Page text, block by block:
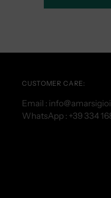
CUSTOMER CARE:
Email :
WhatsApp : +39 334